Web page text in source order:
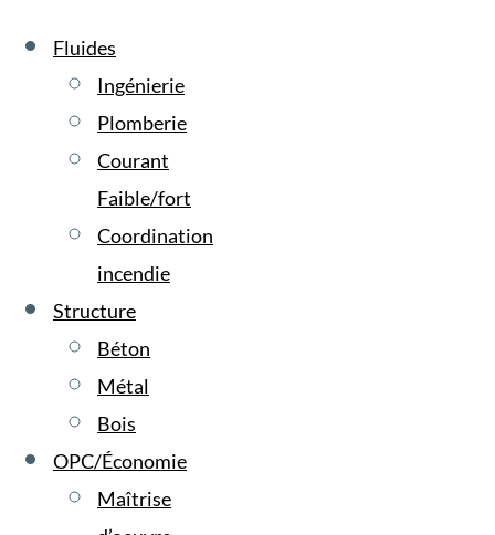
Fluides
Ingénierie
Plomberie
Courant
Faible/fort
Coordination
incendie
Structure
Béton
Métal
Bois
OPC/Économie
Maîtrise